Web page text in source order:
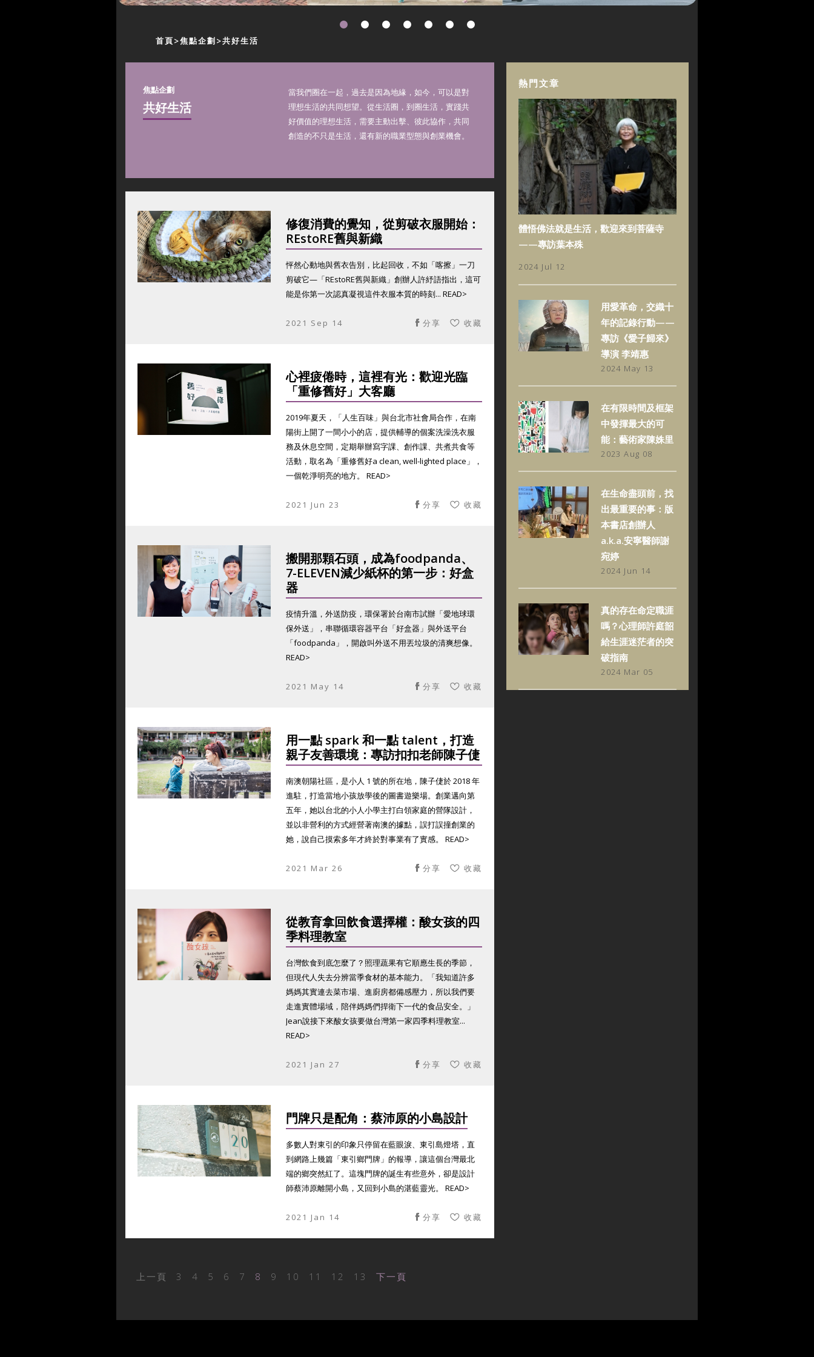
首頁 焦點企劃 共好生活
焦點企劃
共好生活
當我們圈在一起，過去是因為地緣，如今，可以是對
理想生活的共同想望。從生活圈，到圈生活，實踐共
好價值的理想生活，需要主動出擊、彼此協作，共同
創造的不只是生活，還有新的職業型態與創業機會。
修復消費的覺知，從剪破衣服開始：
REstoRE舊與新織
怦然心動地與舊衣告別，比起回收，不如「喀擦」一刀
剪破它—「REstoRE舊與新織」創辦人許紓語指出，這可
能是你第一次認真凝視這件衣服本質的時刻... READ>
2021 Sep 14 收藏
分享
心裡疲倦時，這裡有光：歡迎光臨
「重修舊好」大客廳
2019年夏天，「人生百味」與台北市社會局合作，在南
陽街上開了一間小小的店，提供輔導的個案洗澡洗衣服
務及休息空間，定期舉辦寫字課、創作課、共煮共食等
活動，取名為「重修舊好a clean, well-lighted place」，
一個乾淨明亮的地方。 READ>
2021 Jun 23 收藏
分享
搬開那顆石頭，成為foodpanda、
7-ELEVEN減少紙杯的第一步：好盒
器
疫情升溫，外送防疫，環保署於台南市試辦「愛地球環
保外送」，串聯循環容器平台「好盒器」與外送平台
「foodpanda」，開啟叫外送不用丟垃圾的清爽想像。
READ>
2021 May 14 收藏
分享
用一點 spark 和一點 talent，打造
親子友善環境：專訪扣扣老師陳子倢
南澳朝陽社區，是小人 1 號的所在地，陳子倢於 2018 年
進駐，打造當地小孩放學後的圖書遊樂場。創業邁向第
五年，她以台北的小人小學主打白領家庭的營隊設計，
並以非營利的方式經營著南澳的據點，誤打誤撞創業的
她，說自己摸索多年才終於對事業有了實感。 READ>
2021 Mar 26 收藏
分享
從教育拿回飲食選擇權：酸女孩的四
季料理教室
台灣飲食到底怎麼了？照理蔬果有它順應生長的季節，
但現代人失去分辨當季食材的基本能力。「我知道許多
媽媽其實連去菜市場、進廚房都備感壓力，所以我們要
走進實體場域，陪伴媽媽們捍衛下一代的食品安全。」
Jean說接下來酸女孩要做台灣第一家四季料理教室...
READ>
2021 Jan 27 收藏
分享
門牌只是配角：蔡沛原的小島設計
多數人對東引的印象只停留在藍眼淚、東引島燈塔，直
到網路上幾篇「東引鄉門牌」的報導，讓這個台灣最北
端的鄉突然紅了。這塊門牌的誕生有些意外，卻是設計
師蔡沛原離開小島，又回到小島的湛藍靈光。 READ>
2021 Jan 14 收藏
分享
上一頁 3 4 5 6 7 8 9 10 11 12 13 下一頁
熱門文章
體悟佛法就是生活，歡迎來到菩薩寺
——專訪葉本殊
2024 Jul 12
用愛革命，交織十
年的記錄行動——
專訪《愛子歸來》
導演 李靖惠
2024 May 13
在有限時間及框架
中發揮最大的可
能：藝術家陳姝里
2023 Aug 08
在生命盡頭前，找
出最重要的事：版
本書店創辦人
a.k.a.安寧醫師謝
宛婷
2024 Jun 14
真的存在命定職涯
嗎？心理師許庭韶
給生涯迷茫者的突
破指南
2024 Mar 05